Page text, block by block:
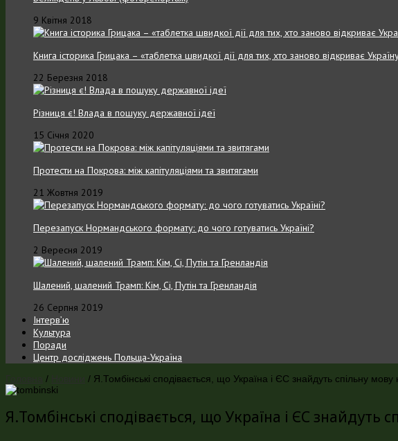
9 Квітня 2018
Книга історика Грицака – «таблетка швидкої дії для тих, хто заново відкриває
22 Березня 2018
Різниця є! Влада в пошуку державної ідеї
15 Січня 2020
Протести на Покрова: між капітуляціями та звитягами
21 Жовтня 2019
Перезапуск Нормандського формату: до чого готуватись Україні?
2 Вересня 2019
Шалений, шалений Трамп: Кім, Сі, Путін та Гренландія
26 Серпня 2019
Інтерв’ю
Культура
Поради
Центр досліджень Польща-Україна
/ / Я.Томбінські сподівається, що Україна і ЄС знайдуть спільну мову
Я.Томбінські сподівається, що Україна і ЄС знайдуть